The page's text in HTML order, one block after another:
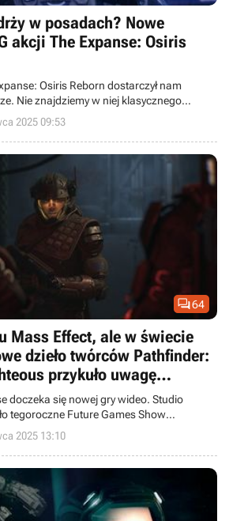
w posadach? Nowe
akcji The Expanse: Osiris
Osiris Reborn dostarczył nam
Nie znajdziemy w niej klasycznego
położono na towarzyszy.
2025 09:53
64
Mass Effect, ale w świecie
dzieło twórców Pathfinder:
przykuło uwagę
doczeka się nowej gry wideo. Studio
tegoroczne Future Games Show
Mass Effecta, zatytułowanego The
2025 13:10